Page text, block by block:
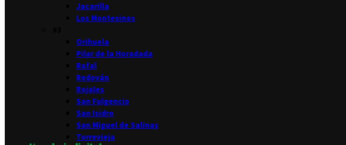
Jacarilla
Los Montesinos
Orihuela
Pilar de la Horadada
Rafal
Redován
Rojales
San Fulgencio
San Isidro
San Miguel de Salinas
Torrevieja